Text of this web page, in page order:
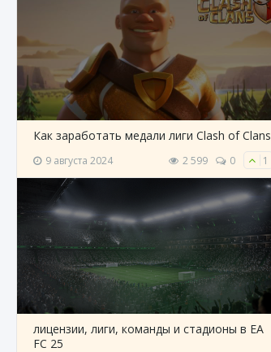
Как заработать медали лиги Clash of Clans
9 августа 2024 2 599 0 1
лицензии, лиги, команды и стадионы в EA
FC 25